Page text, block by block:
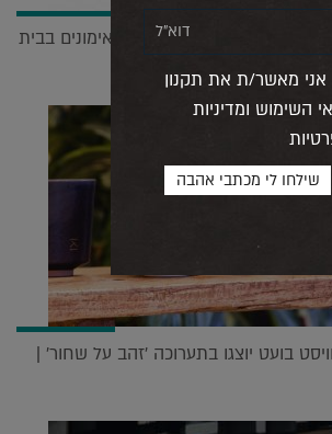
כך תדפיסו לכם ציוד ספורט לאימונים בבית
בועט יוצגו בתערוכה 'זהב על שחור' |
אני מאשר/ת את תקנון
השימוש ומדיניות